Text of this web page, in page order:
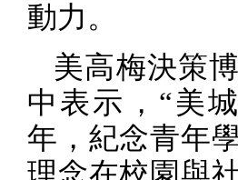
動力。
美高梅決策
中表示，“美
年，紀念青年